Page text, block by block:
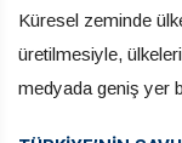
Küresel zeminde
üretilmesiyle,
medyada geniş yer